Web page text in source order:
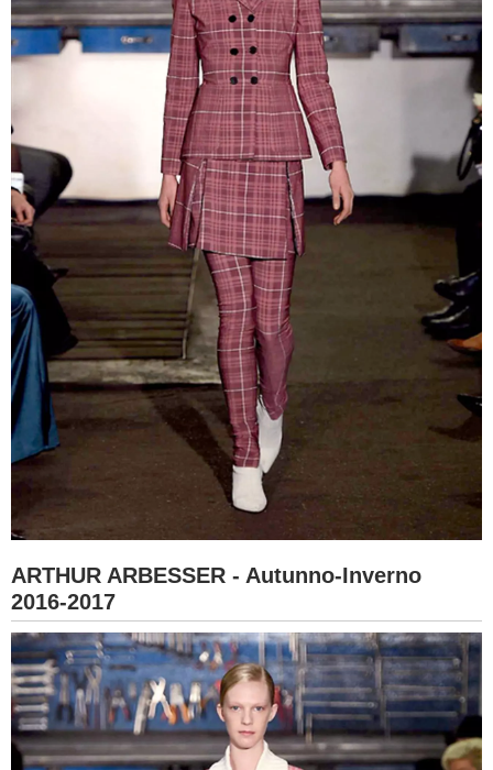
ARTHUR ARBESSER - Autunno-Inverno
2016-2017